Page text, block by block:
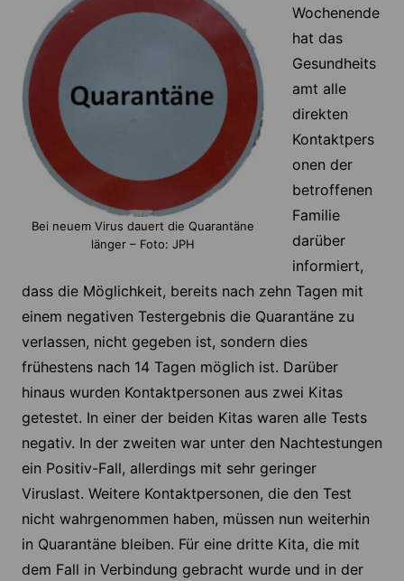
Bei neuem Virus dauert die Quarantäne
länger – Foto: JPH
Wochenende
hat das
Gesundheits
amt alle
direkten
Kontaktpers
onen der
betroffenen
Familie
darüber
informiert,
dass die Möglichkeit, bereits nach zehn Tagen mit
einem negativen Testergebnis die Quarantäne zu
verlassen, nicht gegeben ist, sondern dies
frühestens nach 14 Tagen möglich ist. Darüber
hinaus wurden Kontaktpersonen aus zwei Kitas
getestet. In einer der beiden Kitas waren alle Tests
negativ. In der zweiten war unter den Nachtestungen
ein Positiv-Fall, allerdings mit sehr geringer
Viruslast. Weitere Kontaktpersonen, die den Test
nicht wahrgenommen haben, müssen nun weiterhin
in Quarantäne bleiben. Für eine dritte Kita, die mit
dem Fall in Verbindung gebracht wurde und in der